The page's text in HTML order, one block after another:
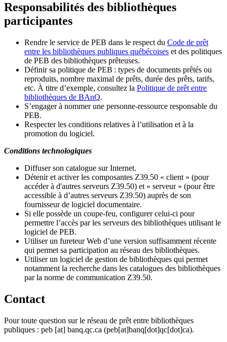
Responsabilités des bibliothèques
participantes
Rendre le service de PEB dans le respect du Code de prêt
entre les bibliothèques publiques québécoises et des politiques
de PEB des bibliothèques prêteuses.
Définir sa politique de PEB : types de documents prêtés ou
reproduits, nombre maximal de prêts, durée des prêts, tarifs,
etc. À titre d’exemple, consultez la Politique de prêt entre
bibliothèques de BAnQ.
S’engager à nommer une personne-ressource responsable du
PEB.
Respecter les conditions relatives à l’utilisation et à la
promotion du logiciel.
Conditions technologiques
Diffuser son catalogue sur Internet.
Détenir et activer les composantes Z39.50 « client » (pour
accéder à d'autres serveurs Z39.50) et « serveur » (pour être
accessible à d’autres serveurs Z39.50) auprès de son
fournisseur de logiciel documentaire.
Si elle possède un coupe-feu, configurer celui-ci pour
permettre l’accès par les serveurs des bibliothèques utilisant le
logiciel de PEB.
Utiliser un fureteur Web d’une version suffisamment récente
qui permet sa participation au réseau des bibliothèques.
Utiliser un logiciel de gestion de bibliothèques qui permet
notamment la recherche dans les catalogues des bibliothèques
par la norme de communication Z39.50.
Contact
Pour toute question sur le réseau de prêt entre bibliothèques
publiques : peb [at] banq.qc.ca (peb[at]banq[dot]qc[dot]ca).